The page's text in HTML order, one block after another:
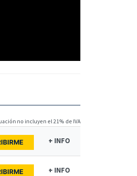
no incluyen el 21% de IVA
+ INFO
+ INFO